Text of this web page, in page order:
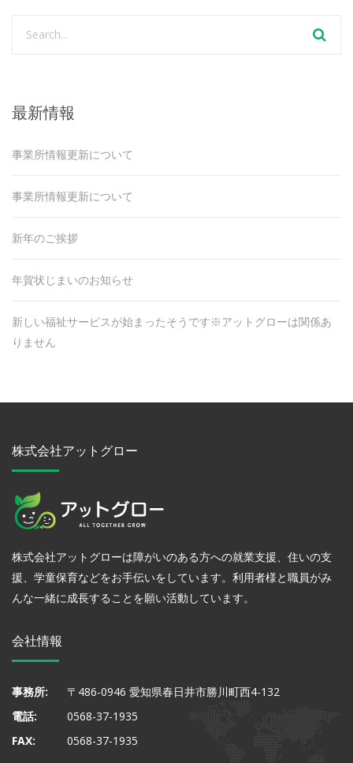
最新情報
事業所情報更新について
事業所情報更新について
新年のご挨拶
年賀状じまいのお知らせ
新しい福祉サービスが始まったそうです※アットグローは関係あ
りません
株式会社アットグロー
株式会社アットグローは障がいのある方への就業支援、住いの支
援、学童保育などをお手伝いをしています。利用者様と職員がみ
んな一緒に成長することを願い活動しています。
会社情報
事務所:
〒486-0946 愛知県春日井市勝川町西4-132
電話:
0568-37-1935
FAX:
0568-37-1935